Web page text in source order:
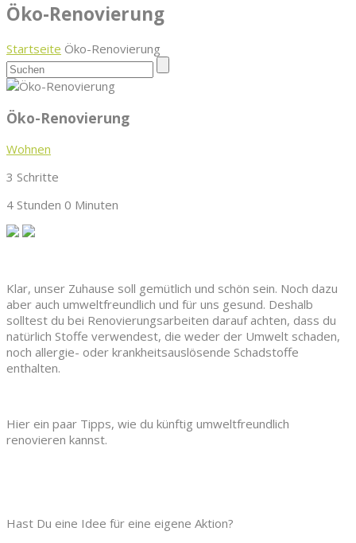
Öko-Renovierung
Startseite Öko-Renovierung
Öko-Renovierung
Wohnen
3 Schritte
4 Stunden 0 Minuten
Klar, unser Zuhause soll gemütlich und schön sein. Noch dazu
aber auch umweltfreundlich und für uns gesund. Deshalb
solltest du bei Renovierungsarbeiten darauf achten, dass du
natürlich Stoffe verwendest, die weder der Umwelt schaden,
noch allergie- oder krankheitsauslösende Schadstoffe
enthalten.
Hier ein paar Tipps, wie du künftig umweltfreundlich
renovieren kannst.
Hast Du eine Idee für eine eigene Aktion?